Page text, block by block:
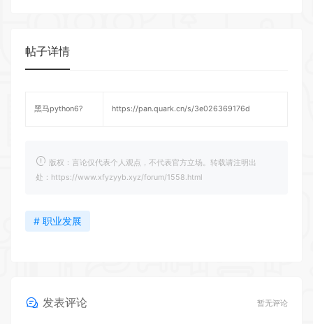
帖子详情
黑马python6? https://pan.quark.cn/s/3e026369176d
版权：言论仅代表个人观点，不代表官方立场。转载请注明出
处：https://www.xfyzyyb.xyz/forum/1558.html
# 职业发展
发表评论 暂无评论